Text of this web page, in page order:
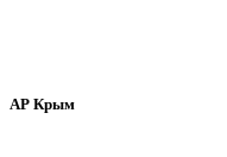
АР Крым